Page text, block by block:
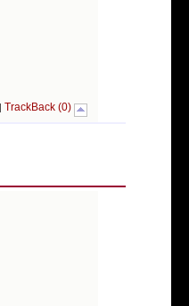
TrackBack (0)